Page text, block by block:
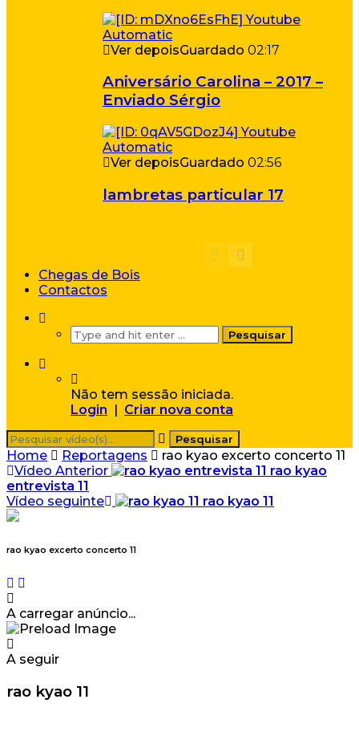
Ver depoisGuardado 02:17
Aniversário Carolina – 2017 –
Enviado Sérgio
Ver depoisGuardado 02:56
lambretas particular 17
Chegas de Bois
Contactos
Não tem sessão iniciada.
Login
Criar nova conta
Home Reportagens
rao kyao excerto concerto 11
Vídeo Anterior
rao kyao
entrevista 11
Vídeo seguinte
rao kyao 11
rao kyao excerto concerto 11
A carregar anúncio...
A seguir
rao kyao 11